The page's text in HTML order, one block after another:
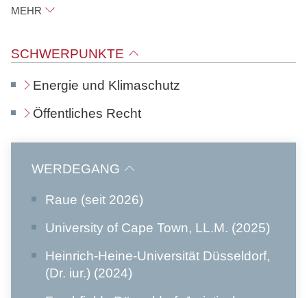
N
t
a
r
MEHR
Raue
Potsdamer Platz 1
10785
Berlin
SCHWERPUNKTE
Energie und Klimaschutz
Öffentliches Recht
WERDEGANG
Raue (seit 2026)
University of Cape Town, LL.M. (2025)
Heinrich-Heine-Universität Düsseldorf,
(Dr. iur.) (2024)